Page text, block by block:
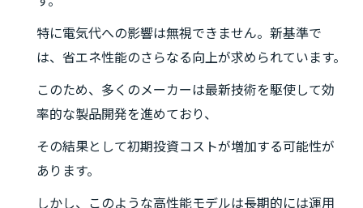
特に電気代への影響は無視できません。新基準で
は、省エネ性能のさらなる向上が求められています。
このため、多くのメーカーは最新技術を駆使して効
率的な製品開発を進めており、
その結果として初期投資コストが増加する可能性が
あります。
しかし、このような高性能モデルは長期的には運用